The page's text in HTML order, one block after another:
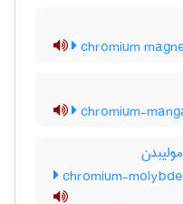
chromium
chromium-
chromium-